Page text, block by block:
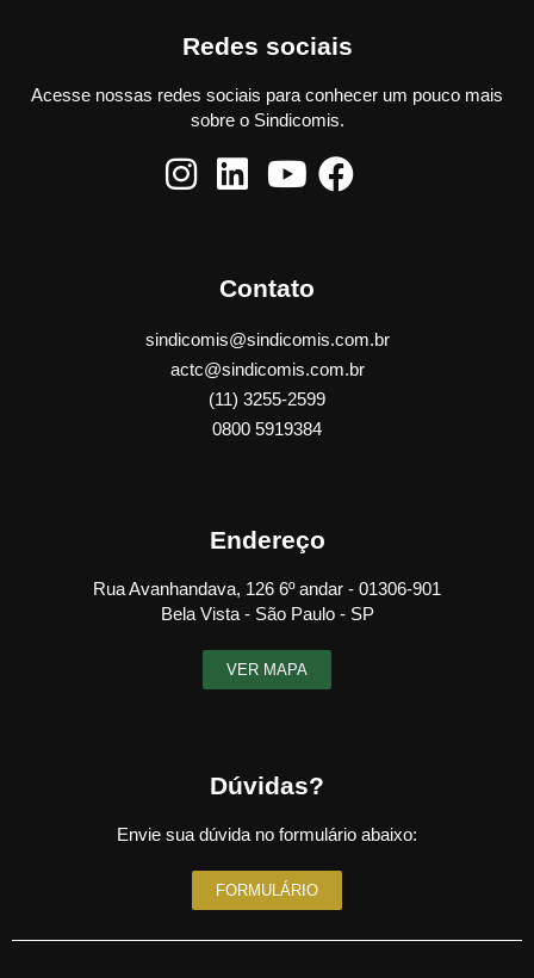
Redes sociais
Acesse nossas redes sociais para conhecer um pouco mais
sobre o Sindicomis.
Contato
sindicomis@sindicomis.com.br
actc@sindicomis.com.br
(11) 3255-2599
0800 5919384
Endereço
Rua Avanhandava, 126 6º andar - 01306-901
Bela Vista - São Paulo - SP
VER MAPA
Dúvidas?
Envie sua dúvida no formulário abaixo:
FORMULÁRIO